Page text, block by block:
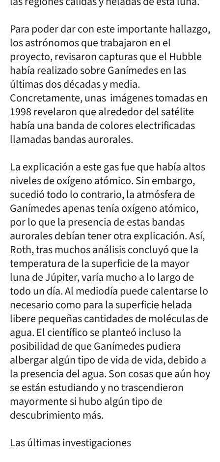
Para poder dar con este importante hallazgo,
los astrónomos que trabajaron en el
proyecto, revisaron capturas que el Hubble
había realizado sobre Ganímedes en las
últimas dos décadas y media.
Concretamente, unas imágenes tomadas en
1998 revelaron que alrededor del satélite
había una banda de colores electrificadas
llamadas bandas aurorales.
La explicación a este gas fue que había altos
niveles de oxígeno atómico. Sin embargo,
sucedió todo lo contrario, la atmósfera de
Ganímedes apenas tenía oxígeno atómico,
por lo que la presencia de estas bandas
aurorales debían tener otra explicación. Así,
Roth, tras muchos análisis concluyó que la
temperatura de la superficie de la mayor
luna de Júpiter, varía mucho a lo largo de
todo un día. Al mediodía puede calentarse lo
necesario como para la superficie helada
libere pequeñas cantidades de moléculas de
agua. El científico se planteó incluso la
posibilidad de que Ganímedes pudiera
albergar algún tipo de vida de vida, debido a
la presencia del agua. Son cosas que aún hoy
se están estudiando y no trascendieron
mayormente si hubo algún tipo de
descubrimiento más.
Las últimas investigaciones